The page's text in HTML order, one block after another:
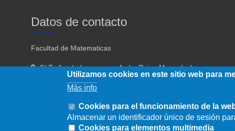
Datos de contacto
Facultad de Matematicas
C/ Tarfia s/n (acceso por Avda. Reina Mercedes)
Sevilla - 41012
fmatematicas@us.es
Utilizamos cookies en este sitio web para
Más info
Cookies para el funcionamiento de la
Almacenar un identificador único de sesión
Cookies para elementos multimedia